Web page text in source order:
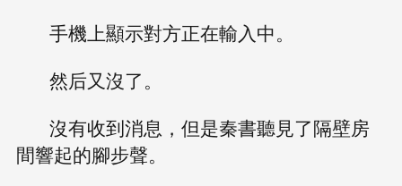
手機上顯示對方正在輸入中。
然后又沒了。
沒有收到消息，但是秦書聽見了隔壁房
間響起的腳步聲。